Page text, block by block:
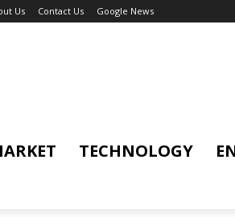
Us Contact Us Google News
TECHNOLOGY